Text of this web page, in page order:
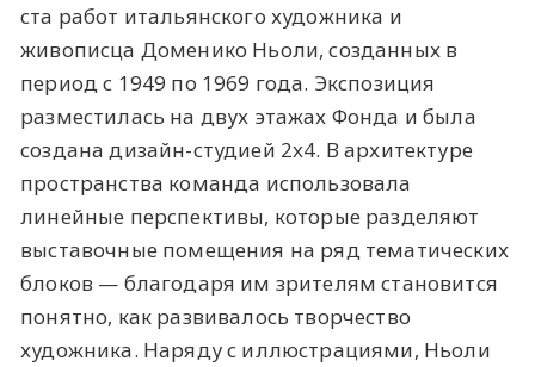
ста работ итальянского художника и
живописца Доменико Ньоли, созданных в
период с 1949 по 1969 года. Экспозиция
разместилась на двух этажах Фонда и была
создана дизайн-студией 2x4. В архитектуре
пространства команда использовала
линейные перспективы, которые разделяют
выставочные помещения на ряд тематических
блоков — благодаря им зрителям становится
понятно, как развивалось творчество
художника. Наряду с иллюстрациями, Ньоли